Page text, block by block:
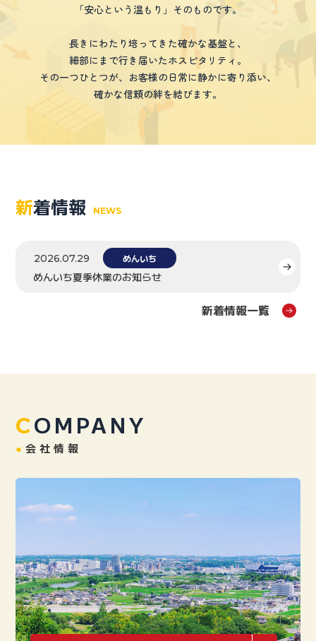
「安心という温もり」そのものです。
長きにわたり培ってきた確かな基盤と、
細部にまで行き届いたホスピタリティ。
その一つひとつが、お客様の日常に静かに寄り添い、
確かな信頼の絆を結びます。
新着情報 NEWS
2026.07.29 めんいち
めんいち夏季休業のお知らせ
新着情報一覧
COMPANY
●会社情報